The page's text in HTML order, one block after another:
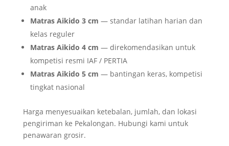
anak
Matras Aikido 3 cm — standar latihan harian dan
kelas reguler
Matras Aikido 4 cm — direkomendasikan untuk
kompetisi resmi IAF / PERTIA
Matras Aikido 5 cm — bantingan keras, kompetisi
tingkat nasional
Harga menyesuaikan ketebalan, jumlah, dan lokasi
pengiriman ke Pekalongan. Hubungi kami untuk
penawaran grosir.